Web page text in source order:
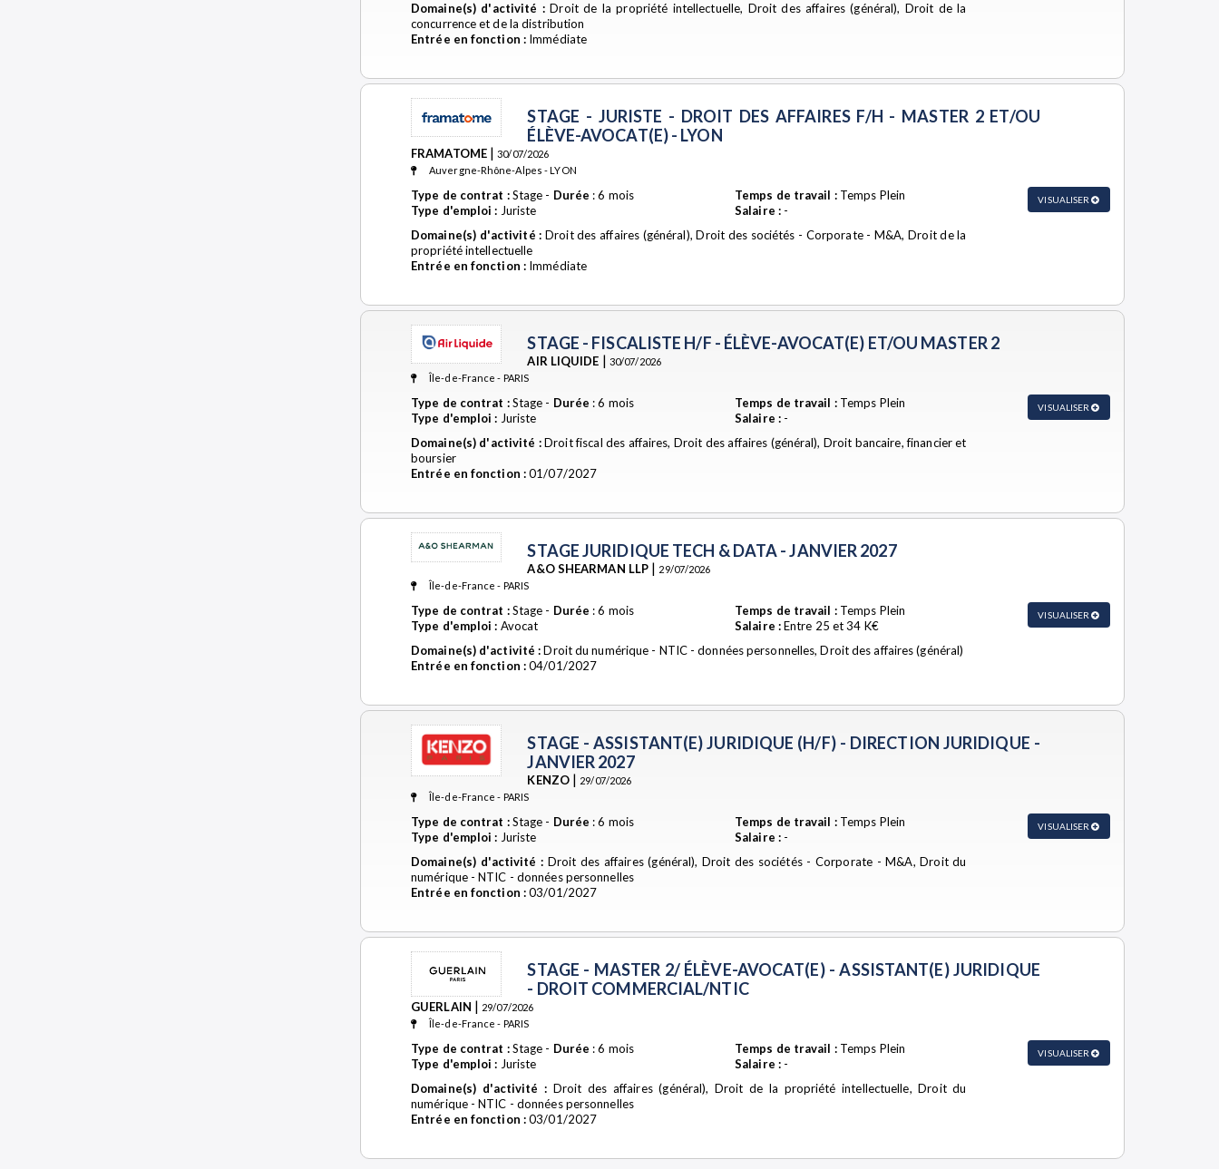
Domaine(s) d'activité :Droit de la propriété intellectuelle, Droit des affaires (général), Droit de la
concurrence et de la distribution
Entrée en fonction : Immédiate
STAGE - JURISTE - DROIT DES AFFAIRES F/H - MASTER 2 ET/OU
ÉLÈVE-AVOCAT(E) - LYON
FRAMATOME|30/07/2026
Auvergne-Rhône-Alpes - LYON
Type de contrat :Stage - Durée : 6 mois
Type d'emploi : Juriste
Temps de travail :Temps Plein
Salaire :-
Domaine(s) d'activité : Droit des affaires (général), Droit des sociétés - Corporate - M&A, Droit de la
propriété intellectuelle
Entrée en fonction : Immédiate
VISUALISER
STAGE - FISCALISTE H/F - ÉLÈVE-AVOCAT(E) ET/OU MASTER 2
AIR LIQUIDE | 30/07/2026
Île-de-France - PARIS
Type de contrat :Stage - Durée : 6 mois
Type d'emploi : Juriste
Temps de travail :Temps Plein
Salaire :-
Domaine(s) d'activité :Droit fiscal des affaires, Droit des affaires (général), Droit bancaire, financier et
boursier
Entrée en fonction :01/07/2027
VISUALISER
STAGE JURIDIQUE TECH & DATA - JANVIER 2027
A&O SHEARMAN LLP | 29/07/2026
Île-de-France - PARIS
Type de contrat :Stage - Durée : 6 mois
Type d'emploi : Avocat
Temps de travail :Temps Plein
Salaire :Entre 25 et 34 K€
Domaine(s) d'activité :Droit du numérique - NTIC - données personnelles, Droit des affaires (général)
Entrée en fonction :04/01/2027
VISUALISER
STAGE - ASSISTANT(E) JURIDIQUE (H/F) - DIRECTION JURIDIQUE -
JANVIER 2027
KENZO| 29/07/2026
Île-de-France - PARIS
Type de contrat :Stage - Durée : 6 mois
Type d'emploi : Juriste
Temps de travail :Temps Plein
Salaire :-
Domaine(s) d'activité : Droit des affaires (général), Droit des sociétés - Corporate - M&A, Droit du
numérique - NTIC - données personnelles
Entrée en fonction :03/01/2027
VISUALISER
STAGE - MASTER 2/ ÉLÈVE-AVOCAT(E) - ASSISTANT(E) JURIDIQUE
- DROIT COMMERCIAL/NTIC
GUERLAIN | 29/07/2026
Île-de-France - PARIS
Type de contrat :Stage - Durée : 6 mois
Type d'emploi : Juriste
Temps de travail :Temps Plein
Salaire :-
Domaine(s) d'activité : Droit des affaires (général), Droit de la propriété intellectuelle, Droit du
numérique - NTIC - données personnelles
Entrée en fonction :03/01/2027
VISUALISER